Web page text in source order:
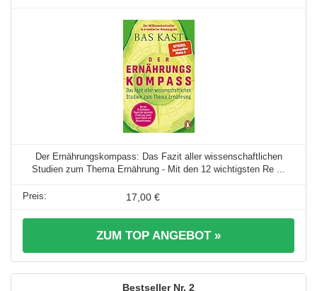
Der Ernährungskompass: Das Fazit aller wissenschaftlichen
Studien zum Thema Ernährung - Mit den 12 wichtigsten Re ...
17,00 €
ZUM TOP ANGEBOT »
2